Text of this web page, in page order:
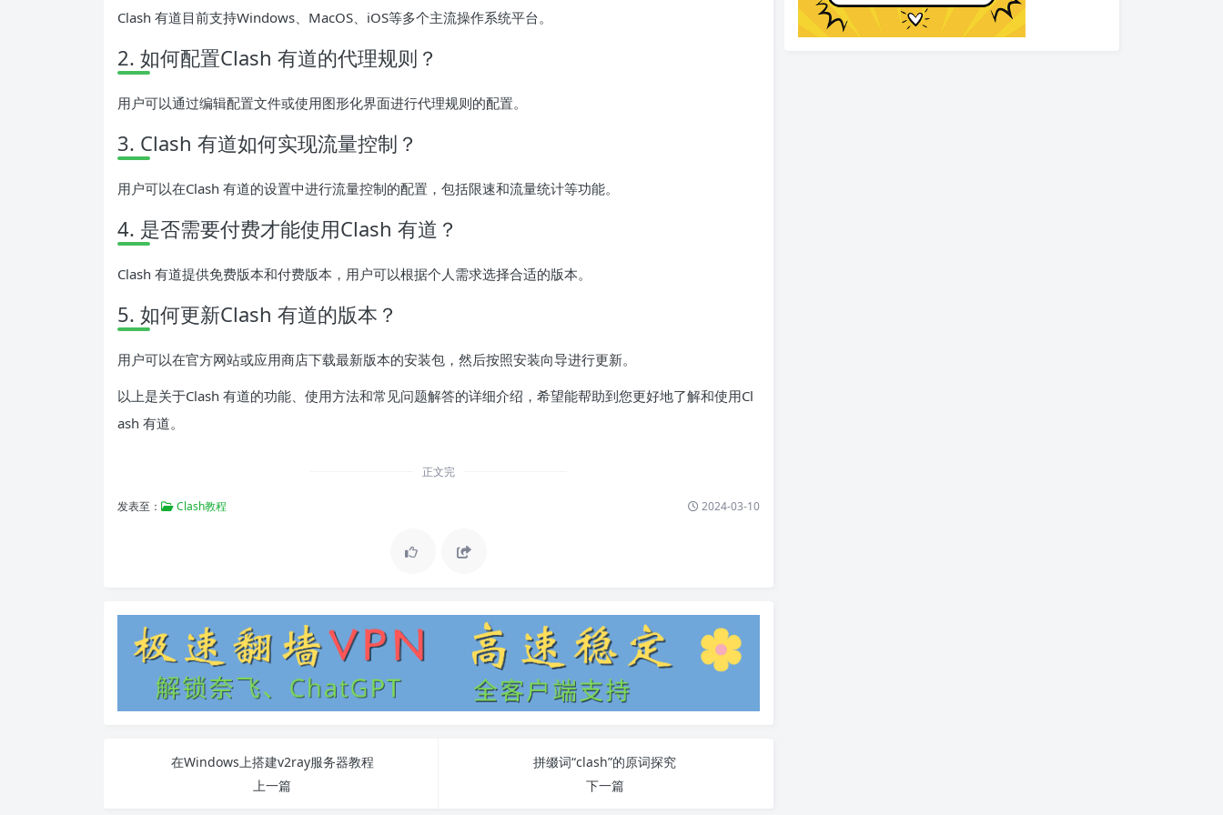
Clash 有道目前支持Windows、MacOS、iOS等多个主流操作系统平台。
2. 如何配置Clash 有道的代理规则？
用户可以通过编辑配置文件或使用图形化界面进行代理规则的配置。
3. Clash 有道如何实现流量控制？
用户可以在Clash 有道的设置中进行流量控制的配置，包括限速和流量统计等功能。
4. 是否需要付费才能使用Clash 有道？
Clash 有道提供免费版本和付费版本，用户可以根据个人需求选择合适的版本。
5. 如何更新Clash 有道的版本？
用户可以在官方网站或应用商店下载最新版本的安装包，然后按照安装向导进行更新。
以上是关于Clash 有道的功能、使用方法和常见问题解答的详细介绍，希望能帮助到您更好地了解和使用Cl
ash 有道。
正文完
发表至： Clash教程 2024-03-10
在Windows上搭建v2ray服务器教程
上一篇
拼缀词“clash”的原词探究
下一篇